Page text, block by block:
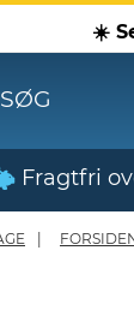
☀️
SØG
Fragtfri